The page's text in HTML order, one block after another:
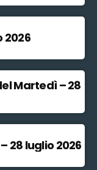
2026
Martedì – 28
28 luglio 2026